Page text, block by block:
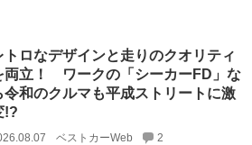
トロなデザインと走りのクオリティ
両立！ ワークの「シーカーFD」な
令和のクルマも平成ストリートに激
!?
ベストカーWeb 2